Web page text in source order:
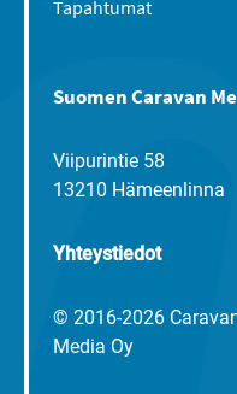
Tapahtumat
Suomen Caravan
Viipurintie 58
13210 Hämeenlinna
Yhteystiedot
© 2016-2026
Media Oy